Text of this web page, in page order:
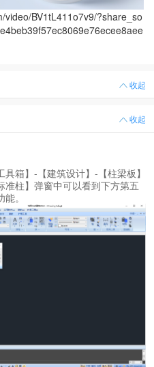
video/BV1tL411o7v9/?share_so
收起
收起
箱】-【建筑设计】-【柱梁板】
准柱】弹窗中可以看到下方第五
。